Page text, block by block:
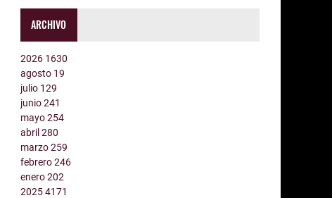
ARCHIVO
2026 1630
agosto 19
julio 129
junio241
mayo254
abril280
marzo259
febrero246
enero202
20254171